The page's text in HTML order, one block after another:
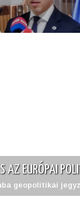
AZ EURÓPAI
geopolitikai